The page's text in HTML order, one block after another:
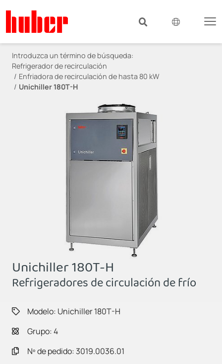
Introduzca un término de búsqueda:
Refrigerador de recirculación
Enfriadora de recirculación de hasta 80 kW
Unichiller 180T-H
Unichiller 180T-H
Refrigeradores de circulación de frío
Modelo: Unichiller 180T-H
Grupo: 4
Nº de pedido: 3019.0036.01